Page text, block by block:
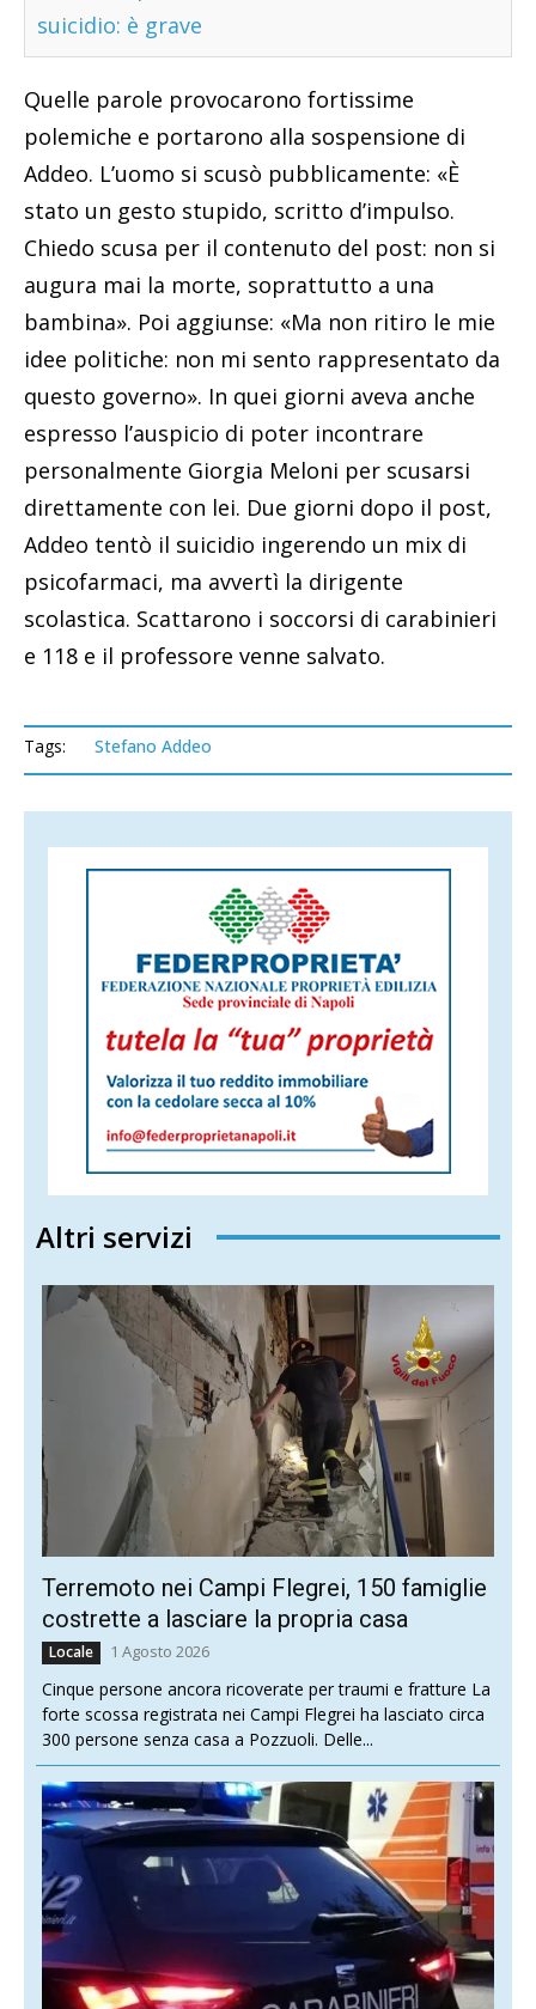
suicidio: è grave
Quelle parole provocarono fortissime
polemiche e portarono alla sospensione di
Addeo. L’uomo si scusò pubblicamente: «È
stato un gesto stupido, scritto d’impulso.
Chiedo scusa per il contenuto del post: non si
augura mai la morte, soprattutto a una
bambina». Poi aggiunse: «Ma non ritiro le mie
idee politiche: non mi sento rappresentato da
questo governo». In quei giorni aveva anche
espresso l’auspicio di poter incontrare
personalmente Giorgia Meloni per scusarsi
direttamente con lei. Due giorni dopo il post,
Addeo tentò il suicidio ingerendo un mix di
psicofarmaci, ma avvertì la dirigente
scolastica. Scattarono i soccorsi di carabinieri
e 118 e il professore venne salvato.
Tags: Stefano Addeo
Altri servizi
Terremoto nei Campi Flegrei, 150 famiglie
costrette a lasciare la propria casa
Locale 1 Agosto 2026
Cinque persone ancora ricoverate per traumi e fratture La
forte scossa registrata nei Campi Flegrei ha lasciato circa
300 persone senza casa a Pozzuoli. Delle...